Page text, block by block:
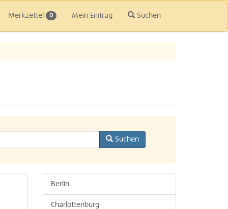
Merkzettel 0 Mein Eintrag Suchen
Suchen
Berlin
Charlottenburg